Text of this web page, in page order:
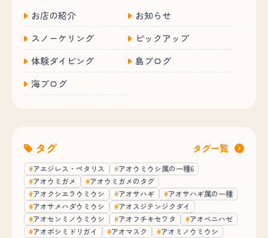
お店の紹介
お知らせ
スノーケリング
ピックアップ
体験ダイビング
島ブログ
海ブログ
タグ タグ一覧
アエジレス・ペタリス
アオウミウシ属の一種6
アオウミガメ
アオウミガメのタグ
アオクシエラウミウシ
アオサハギ
アオサハギ属の一種
アオサメハダウミウシ
アオスジテンジクダイ
アオセンミノウミウシ
アオフチキセワタ
アオベニハゼ
アオボシミドリガイ
アオマスク
アオミノウミウシ